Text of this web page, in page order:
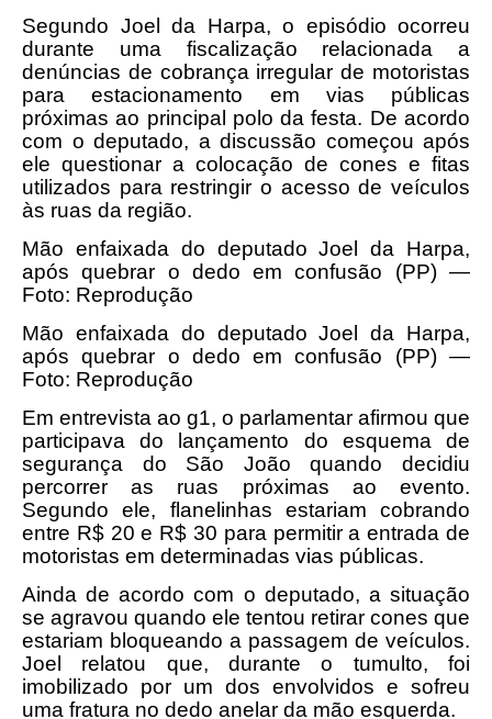
Segundo Joel da Harpa, o episódio ocorreu
durante uma fiscalização relacionada a
denúncias de cobrança irregular de motoristas
para estacionamento em vias públicas
próximas ao principal polo da festa. De acordo
com o deputado, a discussão começou após
ele questionar a colocação de cones e fitas
utilizados para restringir o acesso de veículos
às ruas da região.
Mão enfaixada do deputado Joel da Harpa,
após quebrar o dedo em confusão (PP) —
Foto: Reprodução
Mão enfaixada do deputado Joel da Harpa,
após quebrar o dedo em confusão (PP) —
Foto: Reprodução
Em entrevista ao g1, o parlamentar afirmou que
participava do lançamento do esquema de
segurança do São João quando decidiu
percorrer as ruas próximas ao evento.
Segundo ele, flanelinhas estariam cobrando
entre R$ 20 e R$ 30 para permitir a entrada de
motoristas em determinadas vias públicas.
Ainda de acordo com o deputado, a situação
se agravou quando ele tentou retirar cones que
estariam bloqueando a passagem de veículos.
Joel relatou que, durante o tumulto, foi
imobilizado por um dos envolvidos e sofreu
uma fratura no dedo anelar da mão esquerda.